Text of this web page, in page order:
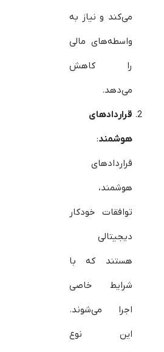
می‌کند و نیاز به
واسطه‌های مالی
را کاهش
می‌دهد.
قراردادهای
هوشمند:
قراردادهای
هوشمند،
توافقات خودکار
دیجیتالی
هستند که با
شرایط خاصی
اجرا می‌شوند.
این نوع